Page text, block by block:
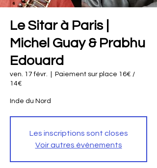
Le Sitar à Paris |
Michel Guay & Prabhu
Edouard
ven. 17 févr.
Paiement sur place 16€ /
14€
Inde du Nord
Les inscriptions sont closes
Voir autres événements